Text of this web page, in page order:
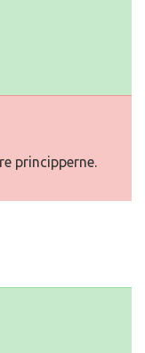
principperne.